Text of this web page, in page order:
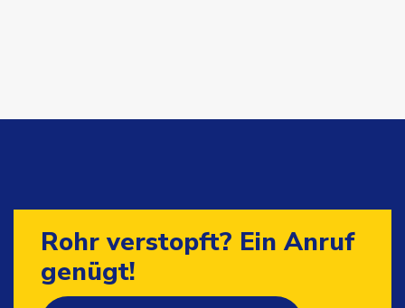
Rohr verstopft? Ein Anruf
genügt!